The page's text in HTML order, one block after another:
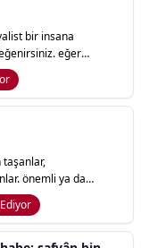
bir insana
eğer
inşallah.
önemli ya da
algının ötesi
da